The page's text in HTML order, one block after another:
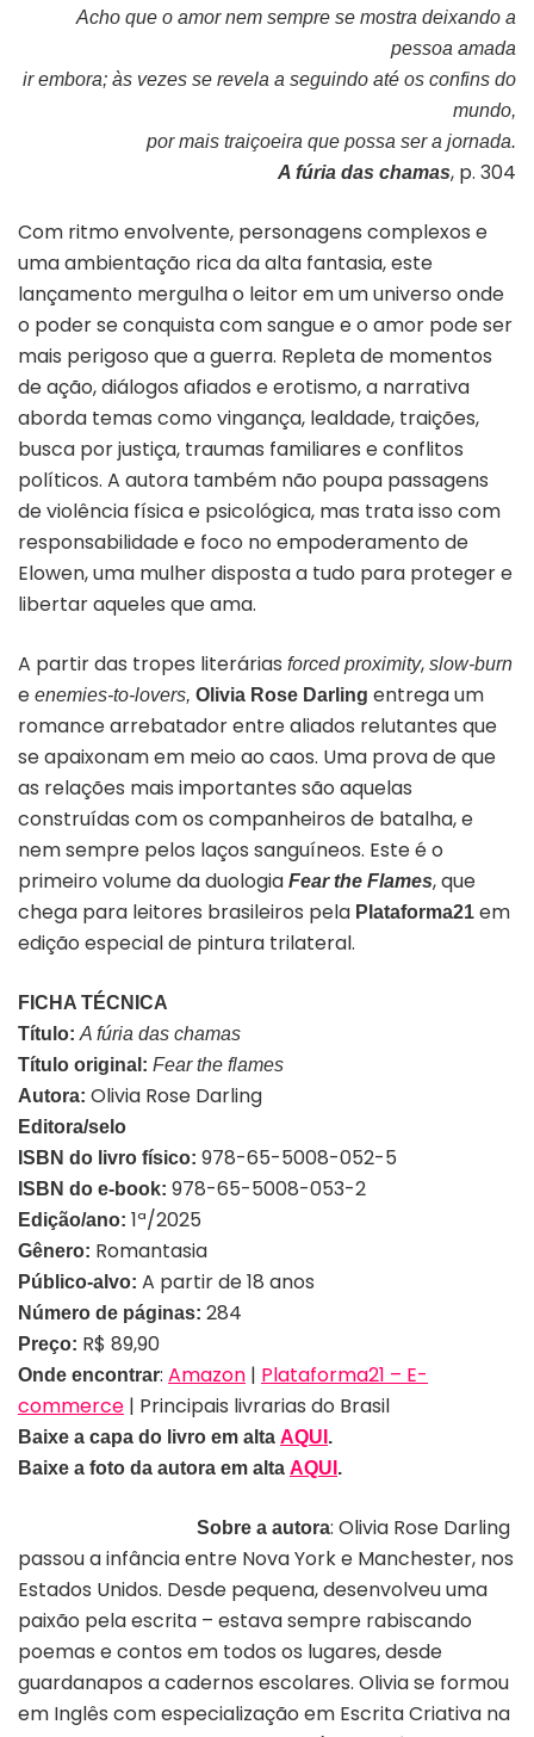
Acho que o amor nem sempre se mostra deixando a
pessoa amada
ir embora; às vezes se revela a seguindo até os confins do
mundo,
por mais traiçoeira que possa ser a jornada.
A fúria das chamas, p. 304
Com ritmo envolvente, personagens complexos e
uma ambientação rica da alta fantasia, este
lançamento mergulha o leitor em um universo onde
o poder se conquista com sangue e o amor pode ser
mais perigoso que a guerra. Repleta de momentos
de ação, diálogos afiados e erotismo, a narrativa
aborda temas como vingança, lealdade, traições,
busca por justiça, traumas familiares e conflitos
políticos. A autora também não poupa passagens
de violência física e psicológica, mas trata isso com
responsabilidade e foco no empoderamento de
Elowen, uma mulher disposta a tudo para proteger e
libertar aqueles que ama.
A partir das tropes literárias forced proximity, slow-burn
e enemies-to-lovers, Olivia Rose Darling entrega um
romance arrebatador entre aliados relutantes que
se apaixonam em meio ao caos. Uma prova de que
as relações mais importantes são aquelas
construídas com os companheiros de batalha, e
nem sempre pelos laços sanguíneos. Este é o
primeiro volume da duologia Fear the Flames, que
chega para leitores brasileiros pela Plataforma21 em
edição especial de pintura trilateral.
FICHA TÉCNICA
Título: A fúria das chamas
Título original: Fear the flames
Autora: Olivia Rose Darling
Editora/selo
ISBN do livro físico: 978-65-5008-052-5
ISBN do e-book: 978-65-5008-053-2
Edição/ano: 1ª/2025
Gênero: Romantasia
Público-alvo: A partir de 18 anos
Número de páginas: 284
Preço: R$ 89,90
Onde encontrar: Amazon | Plataforma21 – E-
commerce | Principais livrarias do Brasil
Baixe a capa do livro em alta AQUI .
Baixe a foto da autora em alta AQUI .
Sobre a autora: Olivia Rose Darling
passou a infância entre Nova York e Manchester, nos
Estados Unidos. Desde pequena, desenvolveu uma
paixão pela escrita – estava sempre rabiscando
poemas e contos em todos os lugares, desde
guardanapos a cadernos escolares. Olivia se formou
em Inglês com especialização em Escrita Criativa na